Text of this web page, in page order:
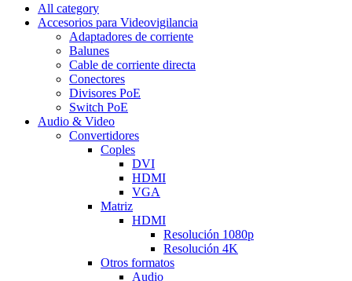
All category
Accesorios para Videovigilancia
Adaptadores de corriente
Balunes
Cable de corriente directa
Conectores
Divisores PoE
Switch PoE
Audio & Video
Convertidores
Coples
DVI
HDMI
VGA
Matriz
HDMI
Resolución 1080p
Resolución 4K
Otros formatos
Audio